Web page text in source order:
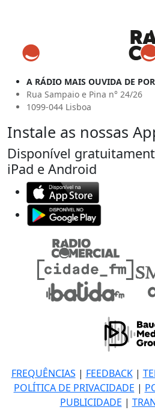
A RÁDIO MAIS OUVIDA DE
Rua Sampaio e Pina n° 24/26
1099-044 Lisboa
Instale as nossas
Disponível
iPad e Android
FREQUÊNCIAS | FEEDBACK|
POLÍTICA DE PRIVACIDADE |
PUBLICIDADE |